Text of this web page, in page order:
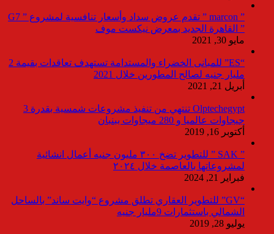
” marcon ” تقدم عروض سداد وأسعار تنافسية لمشروع ” G7
” القاهرة الجديد بمعرض نيكست موف
مايو 30, 2021
“ES” للمبانى الخضراء والمستدامة تستهدف تعاقدات بقيمة 2
مليار جنيه لصالح المطورين خلال 2021
أبريل 21, 2021
Olptechegypt تنتهي من تنفيذ مشروعات شمسية بقدرة 3
جيجاوات عالميا و 280 ميجاوات ببنبان
أكتوبر 16, 2019
” SAK ” للتطوير تضخ ٣٠٠ مليون جنيه أعمال انشائية
لمشروعاتها بالعاصمة خلال ٢٠٢٤
فبراير 21, 2024
“GV” للتطوير العقاري تطلق مشروع “وايت ساند” بالساحل
الشمالي باستثمارات 9مليار جنيه
يوليو 28, 2019